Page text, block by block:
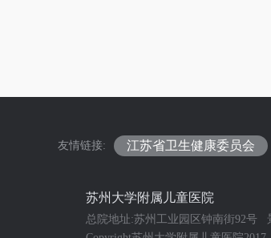
友情链接: 江苏省卫生健康委员会
苏州大学附属儿童医院
总院地址:苏州工业园区钟南街92号